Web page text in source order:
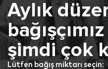
Aylık
şimdi çok
Lütfen bağış miktarı seçin: